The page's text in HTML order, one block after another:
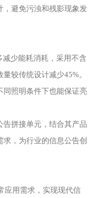
，避免污浊和残影现象发
少能耗消耗，采用不含
较传统设计减少45%。
同照明条件下也能保证亮
告拼接单元，结合其产品
，为行业的信息公告创
应用需求，实现现代信